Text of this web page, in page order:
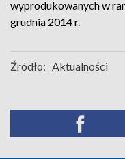
wyprodukowanych w
grudnia 2014 r.
Źródło: Aktualności